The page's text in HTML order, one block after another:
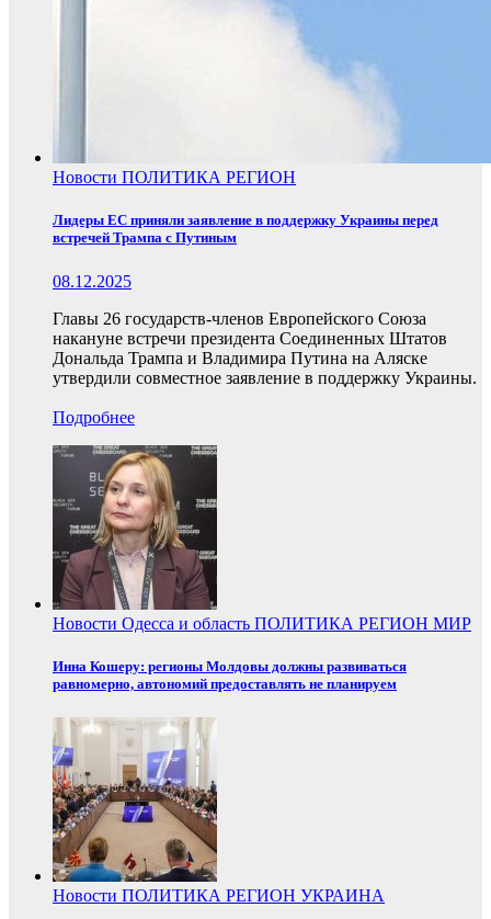
Новости ПОЛИТИКА РЕГИОН
Лидеры ЕС приняли заявление в поддержку Украины перед
встречей Трампа с Путиным
08.12.2025
Главы 26 государств-членов Европейского Союза
накануне встречи президента Соединенных Штатов
Дональда Трампа и Владимира Путина на Аляске
утвердили совместное заявление в поддержку Украины.
Подробнее
Новости Одесса и область ПОЛИТИКА РЕГИОН МИР
Инна Кошеру: регионы Молдовы должны развиваться
равномерно, автономий предоставлять не планируем
Новости ПОЛИТИКА РЕГИОН УКРАИНА